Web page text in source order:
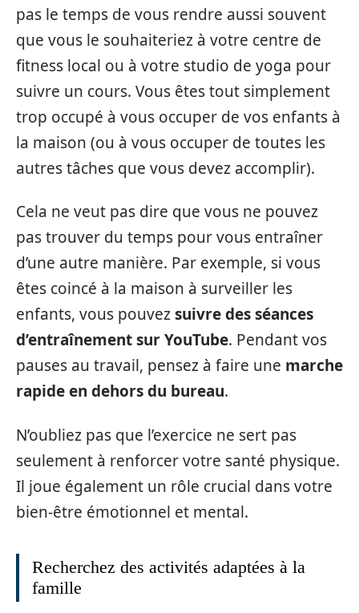
pas le temps de vous rendre aussi souvent
que vous le souhaiteriez à votre centre de
fitness local ou à votre studio de yoga pour
suivre un cours. Vous êtes tout simplement
trop occupé à vous occuper de vos enfants à
la maison (ou à vous occuper de toutes les
autres tâches que vous devez accomplir).
Cela ne veut pas dire que vous ne pouvez
pas trouver du temps pour vous entraîner
d’une autre manière. Par exemple, si vous
êtes coincé à la maison à surveiller les
enfants, vous pouvezsuivre des séances
d’entraînement sur YouTube. Pendant vos
pauses au travail, pensez à faire une marche
rapide en dehors du bureau.
N’oubliez pas que l’exercice ne sert pas
seulement à renforcer votre santé physique.
Il joue également un rôle crucial dans votre
bien-être émotionnel et mental.
Recherchez des activités adaptées à la
famille